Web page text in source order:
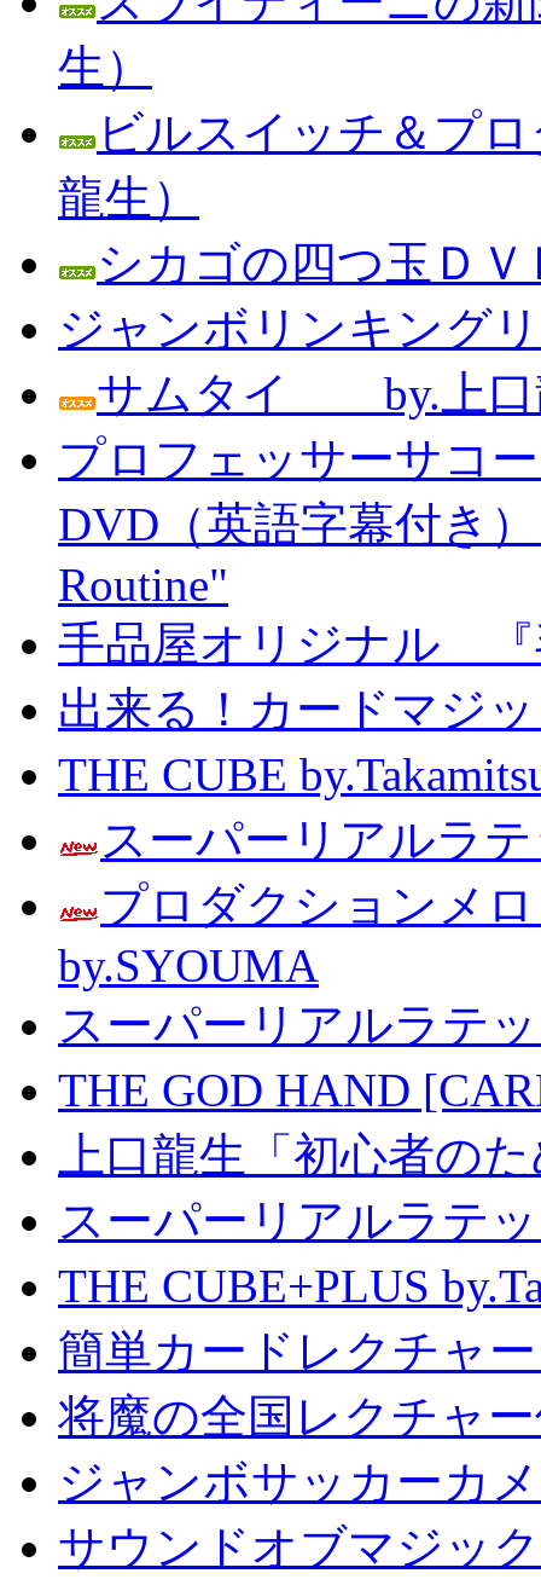
生）
ビルスイッチ＆プ
龍生）
シカゴの四つ玉Ｄ
ジャンボリンキング
サムタイ by.上口
プロフェッサーサコ
DVD（英語字幕付き
Routine"
手品屋オリジナル 『
出来る！カードマジ
THE CUBE
スーパーリアルラ
プロダクションメ
by.SYOUMA
スーパーリアルラテ
THE GOD HAND
上口龍生「初心者の
スーパーリアルラテ
THE CUBE+PLUS
簡単カードレクチャ
将魔の全国レクチャ
ジャンボサッカーカ
サウンドオブマジッ